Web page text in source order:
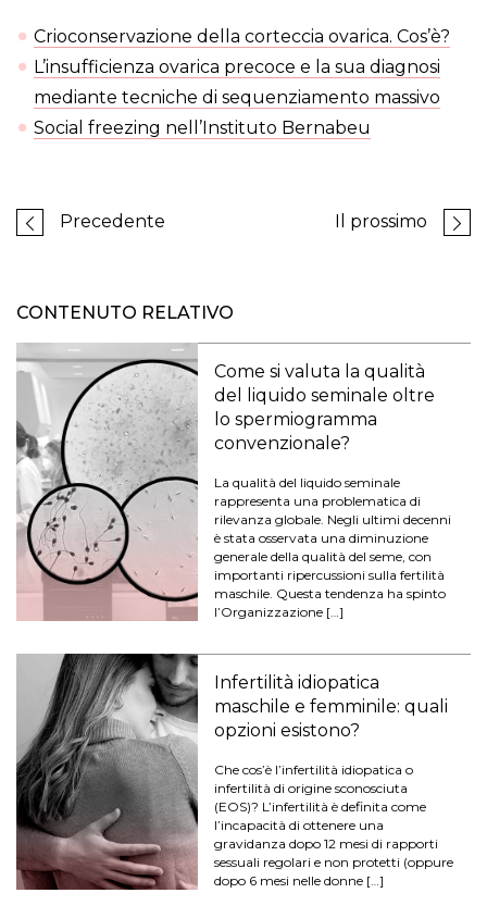
Crioconservazione della corteccia ovarica. Cos’è?
L’insufficienza ovarica precoce e la sua diagnosi
mediante tecniche di sequenziamento massivo
Social freezing nell’Instituto Bernabeu
Precedente Il prossimo
CONTENUTO RELATIVO
Come si valuta la qualità
del liquido seminale oltre
lo spermiogramma
convenzionale?
La qualità del liquido seminale
rappresenta una problematica di
rilevanza globale. Negli ultimi decenni
è stata osservata una diminuzione
generale della qualità del seme, con
importanti ripercussioni sulla fertilità
maschile. Questa tendenza ha spinto
l’Organizzazione […]
Infertilità idiopatica
maschile e femminile: quali
opzioni esistono?
Che cos’è l’infertilità idiopatica o
infertilità di origine sconosciuta
(EOS)? L’infertilità è definita come
l’incapacità di ottenere una
gravidanza dopo 12 mesi di rapporti
sessuali regolari e non protetti (oppure
dopo 6 mesi nelle donne […]